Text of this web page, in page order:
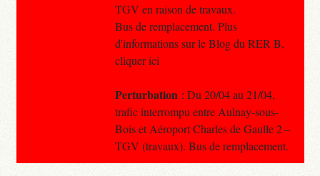
TGV en raison de travaux.
Bus de remplacement. Plus
d'informations sur le Blog du RER B,
cliquer ici
Perturbation : Du 20/04 au 21/04,
trafic interrompu entre Aulnay-sous-
Bois et Aéroport Charles de Gaulle 2 –
TGV (travaux). Bus de remplacement.